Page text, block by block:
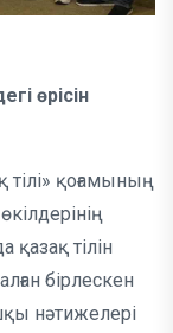
өрісін
қоғамының
тілін
бірлескен
нәтижелері